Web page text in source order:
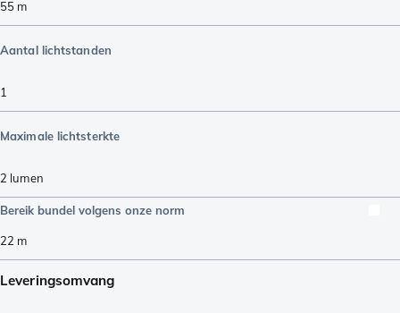
55 m
Aantal lichtstanden
1
Maximale lichtsterkte
2 lumen
Bereik bundel volgens onze norm
22 m
Leveringsomvang